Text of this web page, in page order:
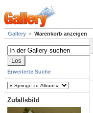
Gallery Warenkorb anzeigen
Erweiterte Suche
Zufallsbild